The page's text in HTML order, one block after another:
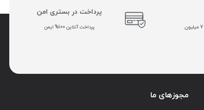
پرداخت در بستری امن
پرداخت آنلاین 100% ایمن
مجوزهای ما